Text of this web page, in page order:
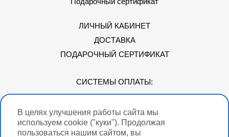
В целях улучшения работы сайта мы
используем cookie ("куки"). Продолжая
пользоваться нашим сайтом, вы
ЛИЧНЫЙ КАБИНЕТ
ДОСТАВКА
ПОДАРОЧНЫЙ СЕРТИФИКАТ
СИСТЕМЫ ОПЛАТЫ:
Мы в соцсетях